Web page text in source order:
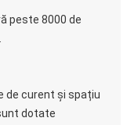
peste 8000 de
de curent și spațiu
dotate